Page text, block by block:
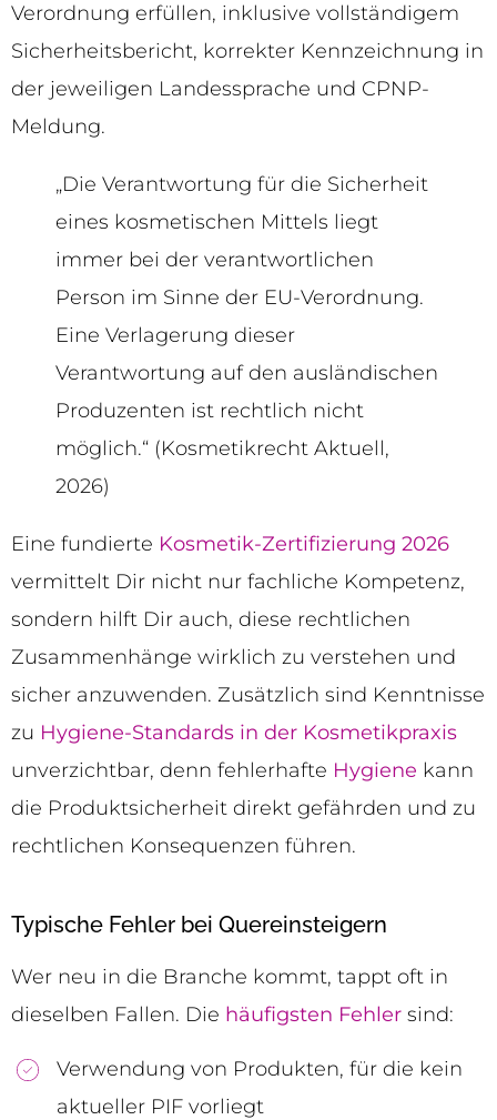
Verordnung erfüllen, inklusive vollständigem
Sicherheitsbericht, korrekter Kennzeichnung in
der jeweiligen Landessprache und CPNP-
Meldung.
„Die Verantwortung für die Sicherheit
eines kosmetischen Mittels liegt
immer bei der verantwortlichen
Person im Sinne der EU-Verordnung.
Eine Verlagerung dieser
Verantwortung auf den ausländischen
Produzenten ist rechtlich nicht
möglich.“ (Kosmetikrecht Aktuell,
2026)
Eine fundierte Kosmetik-Zertifizierung 2026
vermittelt Dir nicht nur fachliche Kompetenz,
sondern hilft Dir auch, diese rechtlichen
Zusammenhänge wirklich zu verstehen und
sicher anzuwenden. Zusätzlich sind Kenntnisse
zu Hygiene-Standards in der Kosmetikpraxis
unverzichtbar, denn fehlerhafte Hygiene kann
die Produktsicherheit direkt gefährden und zu
rechtlichen Konsequenzen führen.
Typische Fehler bei Quereinsteigern
Wer neu in die Branche kommt, tappt oft in
dieselben Fallen. Die häufigsten Fehler sind:
Verwendung von Produkten, für die kein
aktueller PIF vorliegt